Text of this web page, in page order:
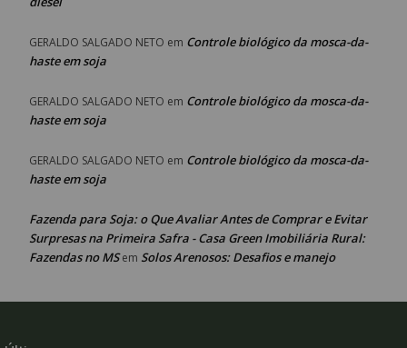
GERALDO SALGADO NETO em Controle biológico da mosca-da-
haste em soja
GERALDO SALGADO NETO em Controle biológico da mosca-da-
haste em soja
GERALDO SALGADO NETO em Controle biológico da mosca-da-
haste em soja
Fazenda para Soja: o Que Avaliar Antes de Comprar e Evitar
Surpresas na Primeira Safra - Casa Green Imobiliária Rural:
Fazendas no MSem Solos Arenosos: Desafios e manejo